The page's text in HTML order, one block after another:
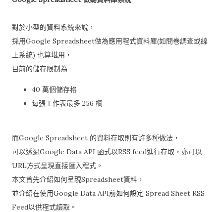
對於小型的資料系統來說，
採用Google Spreadsheet做為應用程式資料庫(如問卷調查或線
上系統) 也算堪用，
目前的儲存限制為 :
40 萬個儲存格
每張工作表最多 256 欄
而Google Spreadsheet 的資料存取則有許多種做法，
可以透過Google Data API 函式以RSS feed進行存取，亦可以
URL方式呈現直接匯入程式。
本文首先介紹如何呈現Spreadsheet資料，
並介紹在使用Google Data API前如何設定 Spread Sheet RSS
Feed以供程式讀取。